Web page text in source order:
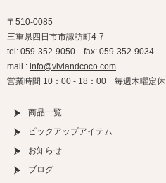
〒510-0085
三重県四日市市諏訪町4-7
tel: 059-352-9050 fax: 059-352-9034
mail : info@viviandcoco.com
営業時間 10：00 - 18：00 毎週木曜定休
商品一覧
ピックアップアイテム
お知らせ
ブログ